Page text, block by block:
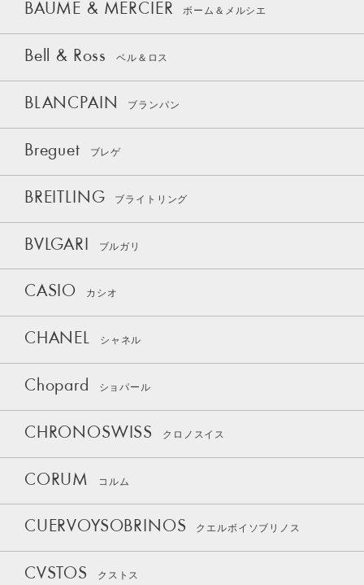
BAUME & MERCIER ボーム＆メルシエ
Bell & Ross ベル＆ロス
BLANCPAIN ブランパン
Breguet ブレゲ
BREITLING ブライトリング
BVLGARI ブルガリ
CASIO カシオ
CHANEL シャネル
Chopard ショパール
CHRONOSWISS クロノスイス
CORUM コルム
CUERVOYSOBRINOS クエルボイソブリノス
CVSTOS クストス